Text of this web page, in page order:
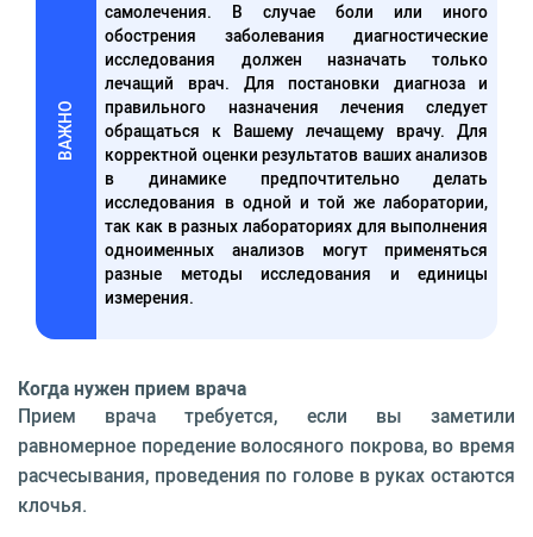
ВАЖНО
самолечения. В случае боли или иного
обострения заболевания диагностические
исследования должен назначать только
лечащий врач. Для постановки диагноза и
правильного назначения лечения следует
обращаться к Вашему лечащему врачу. Для
корректной оценки результатов ваших анализов
в динамике предпочтительно делать
исследования в одной и той же лаборатории,
так как в разных лабораториях для выполнения
одноименных анализов могут применяться
разные методы исследования и единицы
измерения.
Когда нужен прием врача
Прием врача требуется, если вы заметили
равномерное поредение волосяного покрова, во время
расчесывания, проведения по голове в руках остаются
клочья.